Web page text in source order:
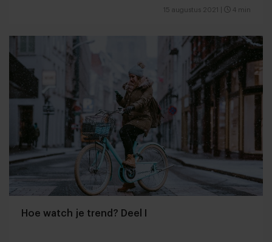
15 augustus 2021 4 min
Hoe watch je trend? Deel I